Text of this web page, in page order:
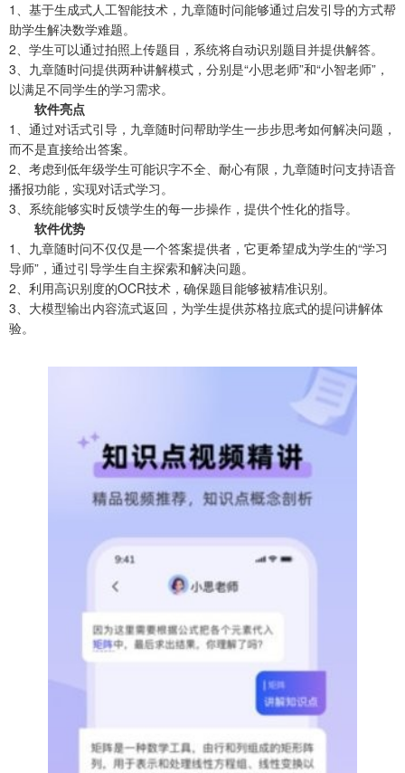
1、基于生成式人工智能技术，九章随时问能够通过启发引导的方式帮
助学生解决数学难题。
2、学生可以通过拍照上传题目，系统将自动识别题目并提供解答。
3、九章随时问提供两种讲解模式，分别是“小思老师”和“小智老师”，
以满足不同学生的学习需求。
软件亮点
1、通过对话式引导，九章随时问帮助学生一步步思考如何解决问题，
而不是直接给出答案。
2、考虑到低年级学生可能识字不全、耐心有限，九章随时问支持语音
播报功能，实现对话式学习。
3、系统能够实时反馈学生的每一步操作，提供个性化的指导。
软件优势
1、九章随时问不仅仅是一个答案提供者，它更希望成为学生的“学习
导师”，通过引导学生自主探索和解决问题。
2、利用高识别度的OCR技术，确保题目能够被精准识别。
3、大模型输出内容流式返回，为学生提供苏格拉底式的提问讲解体
验。